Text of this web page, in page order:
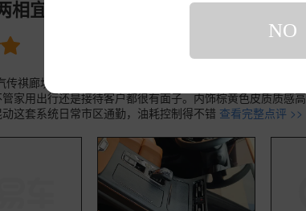
NO
相宜，传祺M8用车分享 传祺M8 2026
传祺廊坊瑞川店入手2026款M8 HEV尊贵版一段时间，整体
家用出行还是接待客户都很有面子。内饰棕黄色皮质质感
这套系统日常市区通勤，油耗控制得不错 查看完整点评 >>